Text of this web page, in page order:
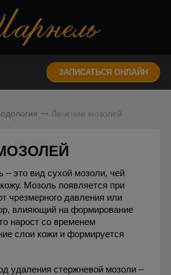
ЗАПИСАТЬСЯ ОНЛАЙН
Лечение мозолей
– это вид сухой мозоли, чей
Мозоль появляется при
чрезмерного давления или
влияющий на формирование
нарост со временем
слои кожи и формируется
удаления стержневой мозоли –